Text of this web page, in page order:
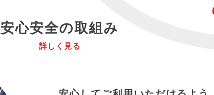
安心安全の取組み
詳しく見る